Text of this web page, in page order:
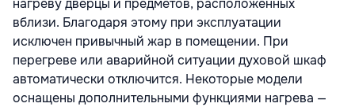
нагреву дверцы и предметов, расположенных
вблизи. Благодаря этому при эксплуатации
исключен привычный жар в помещении. При
перегреве или аварийной ситуации духовой шкаф
автоматически отключится. Некоторые модели
оснащены дополнительными функциями нагрева —